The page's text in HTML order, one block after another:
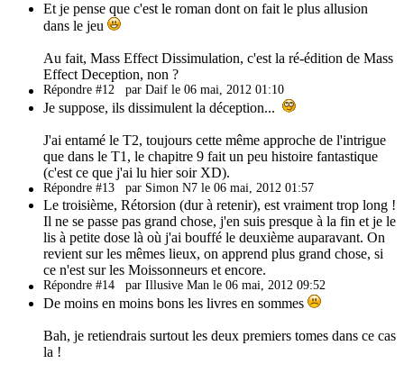
Et je pense que c'est le roman dont on fait le plus allusion
dans le jeu
Au fait, Mass Effect Dissimulation, c'est la ré-édition de Mass
Effect Deception, non ?
Répondre #12 par Daif le 06 mai, 2012 01:10
Je suppose, ils dissimulent la déception...
J'ai entamé le T2, toujours cette même approche de l'intrigue
que dans le T1, le chapitre 9 fait un peu histoire fantastique
(c'est ce que j'ai lu hier soir XD).
Répondre #13 par Simon N7 le 06 mai, 2012 01:57
Le troisième, Rétorsion (dur à retenir), est vraiment trop long !
Il ne se passe pas grand chose, j'en suis presque à la fin et je le
lis à petite dose là où j'ai bouffé le deuxième auparavant. On
revient sur les mêmes lieux, on apprend plus grand chose, si
ce n'est sur les Moissonneurs et encore.
Répondre #14 par Illusive Man le 06 mai, 2012 09:52
De moins en moins bons les livres en sommes
Bah, je retiendrais surtout les deux premiers tomes dans ce cas
la !